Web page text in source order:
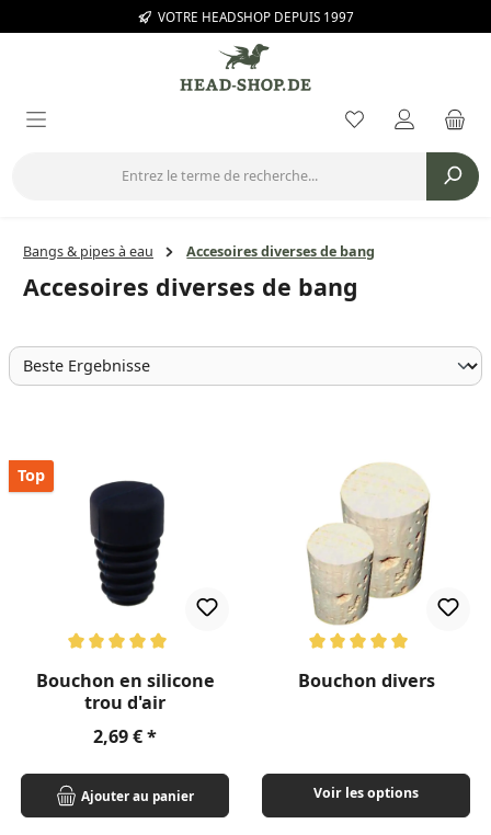
Passer au contenu principalVOTRE HEADSHOP DEPUIS 1997
Vous avez 0
Bangs & pipes à eau Accesoires diverses de bang
Accesoires diverses de bang
Top
Bouchon en silicone
trou d'air
Prix régulier :
2,69 €
Ajouter au panier
Bouchon divers
Voir les options